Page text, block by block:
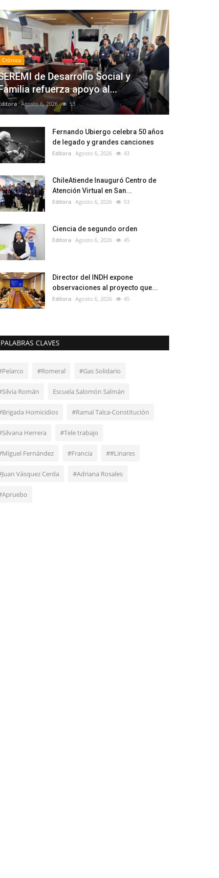
Crónica
de Desarrollo Social y
refuerza apoyo al...
Agosto 6, 2026 53
Fernando Ubiergo celebra 50 años
de legado y grandes canciones
Editora Agosto 6, 2026 43
ChileAtiende Inauguró Centro de
Atención Virtual en San...
Editora Agosto 6, 2026 53
Ciencia de segundo orden
Editora Agosto 6, 2026 45
Director del INDH expone
observaciones al proyecto que...
Editora Agosto 6, 2026 45
PALABRAS CLAVES
#Romeral #Gas Solidario
Román Escuela Salomón Salmán
Homicidios #Ramal Talca-Constitución
Herrera #Tele trabajo
Fernández #Francia ##Linares
Vásquez Cerda #Adriana Rosales